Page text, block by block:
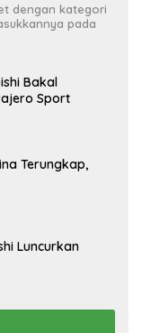
dengan kategori
pada
Bakal
Sport
Terungkap,
Luncurkan